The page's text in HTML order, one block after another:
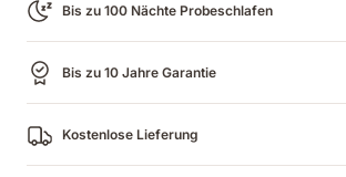
Bis zu 100 Nächte Probeschlafen
Bis zu 10 Jahre Garantie
Kostenlose Lieferung